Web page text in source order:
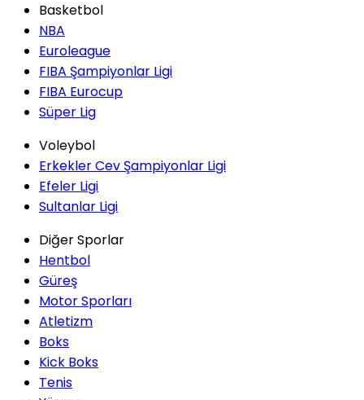
Basketbol
NBA
Euroleague
FIBA Şampiyonlar Ligi
FIBA Eurocup
Süper Lig
Voleybol
Erkekler Cev Şampiyonlar Ligi
Efeler Ligi
Sultanlar Ligi
Diğer Sporlar
Hentbol
Güreş
Motor Sporları
Atletizm
Boks
Kick Boks
Tenis